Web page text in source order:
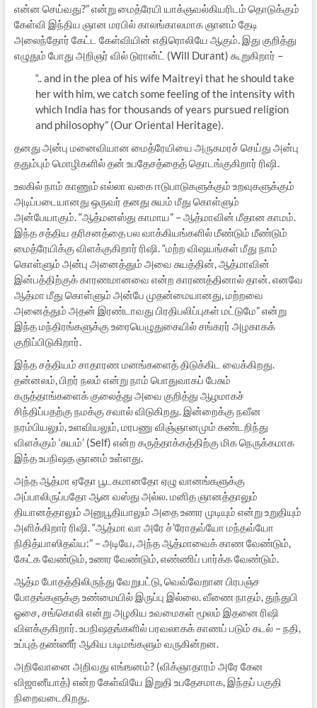
என்ன செய்வது?” என்று மைத்ரேயி யாக்ஞவல்கியரிடம் தொடுக்கும்
கேள்வி இந்திய ஞான மரபில் காலங்காலமாக ஞானம் தேடி
அலைந்தோர் கேட்ட கேள்வியின் எதிரொலியே ஆகும். இது குறித்து
எழுதும் போது அறிஞர் வில் டுரான்ட் (Will Durant) கூறுகிறார் –
“.. and in the plea of his wife Maitreyi that he should take
her with him, we catch some feeling of the intensity with
which India has for thousands of years pursued religion
and philosophy” (Our Oriental Heritage).
தனது அன்பு மனைவியான மைத்ரேயியை அருகமரச் செய்து அன்பு
ததும்பும் மொழிகளில் தன் உபதேசத்தைத் தொடங்குகிறார் ரிஷி.
உலகில் நாம் காணும் எல்லா வகை ஈடுபாடுகளுக்கும் உறவுகளுக்கும்
அடிப்படையானது ஒருவர் தனது சுயம் மீது கொள்ளும்
அன்பேயாகும். “ஆத்மனஸ்து காமாய” – ஆத்மாவின் மீதான காமம்.
இந்த சத்திய தரிசனத்தை பல வாக்கியங்களில் மீண்டும் மீண்டும்
மைத்ரேயிக்கு விளக்குகிறார் ரிஷி. “மற்ற விஷயங்கள் மீது நாம்
கொள்ளும் அன்பு அனைத்தும் அவை சுயத்தின், ஆத்மாவின்
இன்பத்திற்குக் காரணமானவை என்ற காரணத்தினால் தான். எனவே
ஆத்மா மீது கொள்ளும் அன்பே முதன்மையானது, மற்றவை
அனைத்தும் அதன் இரண்டாவது பிரதிபலிப்புகள் மட்டுமே” என்று
இந்த மந்திரங்களுக்கு உரையெழுதுகையில் சங்கரர் அழகாகக்
குறிப்பிடுகிறார்.
இந்த சத்தியம் சாதாரண மனங்களைத் திடுக்கிட வைக்கிறது.
தன்னலம், பிறர் நலம் என்று நாம் பொதுவாகப் பேசும்
கருத்தாங்களைக் குலைத்து அவை குறித்து ஆழமாகச்
சிந்திப்பதற்கு நமக்கு சவால் விடுகிறது. இன்றைக்கு நவீன
நரம்பியலும், உளவியலும், மரபணு விஞ்ஞானமும் கண்டறிந்து
விளக்கும் ‘சுயம்’ (Self) என்ற கருத்தாக்கத்திற்கு மிக நெருக்கமாக
இந்த உபநிஷத ஞானம் உள்ளது.
அந்த ஆத்மா ஏதோ பூடகமானதோ ஏழு வானங்களுக்கு
அப்பாலிருப்பதோ ஆன வஸ்து அல்ல. மனித ஞானத்தாலும்
தியானத்தாலும் அனுபூதியாலும் அதை உணர முடியும் என்று உறுதியும்
அளிக்கிறார் ரிஷி. “ஆத்மா வா அரே ச்’ரோதவ்யோ மந்தவ்யோ
நிதித்யாஸிதவ்ய:” – அடியே, அந்த ஆத்மாவைக் காண வேண்டும்,
கேட்க வேண்டும், உணர வேண்டும், எண்ணிப் பார்க்க வேண்டும்.
ஆத்ம போதத்திலிருந்து வேறுபட்டு, வெவ்வேறான பிரபஞ்ச
போதங்களுக்கு உண்மையில் இருப்பு இல்லை. வீணை நாதம், துந்துபி
ஓசை, சங்கொலி என்று அழகிய உவமைகள் மூலம் இதனை ரிஷி
விளக்குகிறார். உபநிஷதங்களில் பரவலாகக் காணப் படும் கடல் – நதி,
உப்புத் தண்ணீர் ஆகிய படிமங்களும் வருகின்றன.
அறிவோனை அறிவது எங்ஙனம்? (விக்ஞாதாரம் அரே கேன
விஜானீயாத்) என்ற கேள்வியே இறுதி உபதேசமாக, இந்தப் பகுதி
நிறைவடைகிறது.